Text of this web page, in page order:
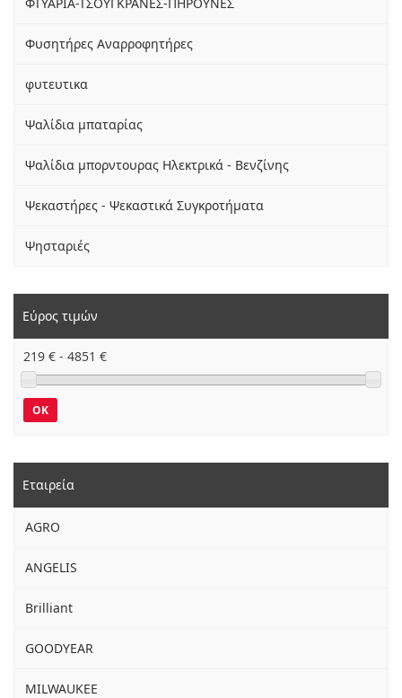
Φυσητήρες Αναρροφητήρες
φυτευτικα
Ψαλίδια μπαταρίας
Ψαλίδια μπορντουρας Ηλεκτρικά - Βενζίνης
Ψεκαστήρες - Ψεκαστικά Συγκροτήματα
Ψησταριές
Εύρος τιμών
219 € - 4851 €
OK
Εταιρεία
AGRO
ANGELIS
Brilliant
GOODYEAR
MILWAUKEE